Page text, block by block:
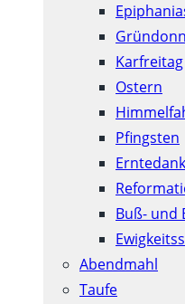
Karfreitag
Ostern
Pfingsten
Buß- und
Abendmahl
Taufe